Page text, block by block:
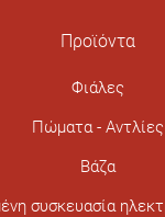
Προϊόντα
Φιάλες
Πώματα - Αντλίες
Βάζα
συσκευασία